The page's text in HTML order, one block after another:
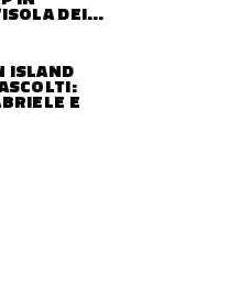
DEI
AL 2027
ISLAND
E